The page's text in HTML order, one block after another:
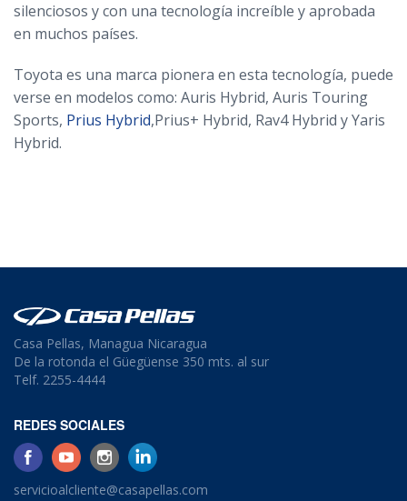
silenciosos y con una tecnología increíble y aprobada
en muchos países.
Toyota es una marca pionera en esta tecnología, puede
verse en modelos como: Auris Hybrid, Auris Touring
Sports, Prius Hybrid,Prius+ Hybrid, Rav4 Hybrid y Yaris
Hybrid.
Casa Pellas, Managua Nicaragua
De la rotonda el Güegüense 350 mts. al sur
Telf. 2255-4444
REDES SOCIALES
servicioalcliente@casapellas.com